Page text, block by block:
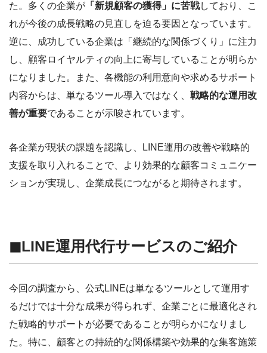
た。多くの企業が 「新規顧客の獲得」に苦戦しており、こ
れが今後の成長戦略の見直しを迫る要因となっています。
逆に、成功している企業は「継続的な関係づくり」に注力
し、顧客ロイヤルティの向上に寄与していることが明らか
になりました。また、各機能の利用意向や求めるサポート
内容からは、単なるツール導入ではなく、 戦略的な運用改
善が重要であることが示唆されています。
各企業が現状の課題を認識し、LINE運用の改善や戦略的
支援を取り入れることで、より効果的な顧客コミュニケー
ションが実現し、企業成長につながると期待されます。
◼︎LINE運用代行サービスのご紹介
今回の調査から、公式LINEは単なるツールとして運用す
るだけでは十分な成果が得られず、企業ごとに最適化され
た戦略的サポートが必要であることが明らかになりまし
た。特に、顧客との持続的な関係構築や効果的な集客施策